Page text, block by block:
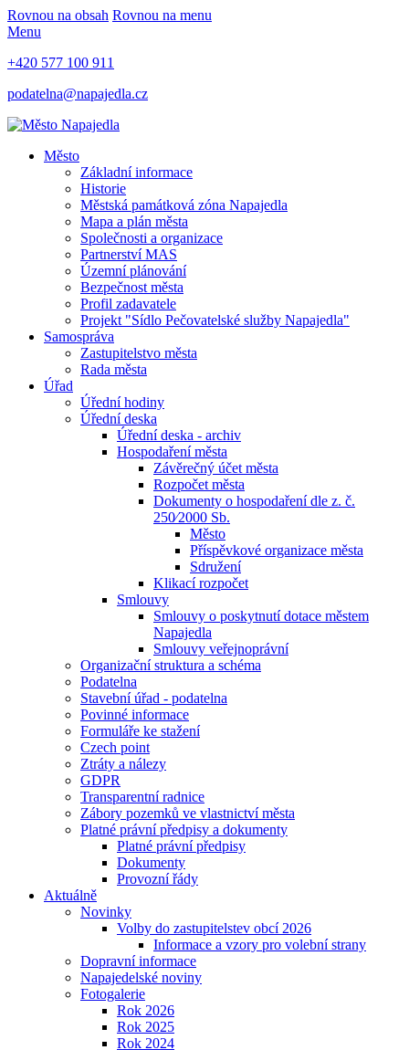
Rovnou na obsah Rovnou na menu
Menu
+420 577 100 911
podatelna@napajedla.cz
Město
Základní informace
Historie
Městská památková zóna Napajedla
Mapa a plán města
Společnosti a organizace
Partnerství MAS
Územní plánování
Bezpečnost města
Profil zadavatele
Projekt "Sídlo Pečovatelské služby Napajedla"
Samospráva
Zastupitelstvo města
Rada města
Úřad
Úřední hodiny
Úřední deska
Úřední deska - archiv
Hospodaření města
Závěrečný účet města
Rozpočet města
Dokumenty o hospodaření dle z. č.
250⁄2000 Sb.
Město
Příspěvkové organizace města
Sdružení
Klikací rozpočet
Smlouvy
Smlouvy o poskytnutí dotace městem
Napajedla
Smlouvy veřejnoprávní
Organizační struktura a schéma
Podatelna
Stavební úřad - podatelna
Povinné informace
Formuláře ke stažení
Czech point
Ztráty a nálezy
GDPR
Transparentní radnice
Zábory pozemků ve vlastnictví města
Platné právní předpisy a dokumenty
Platné právní předpisy
Dokumenty
Provozní řády
Aktuálně
Novinky
Volby do zastupitelstev obcí 2026
Informace a vzory pro volební strany
Dopravní informace
Napajedelské noviny
Fotogalerie
Rok 2026
Rok 2025
Rok 2024